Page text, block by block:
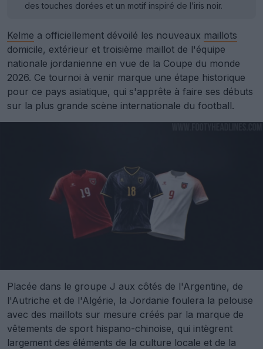
des touches dorées et un motif inspiré de l’iris noir.
Kelme a officiellement dévoilé les nouveaux maillots
domicile, extérieur et troisième maillot de l'équipe
nationale jordanienne en vue de la Coupe du monde
2026. Ce tournoi à venir marque une étape historique
pour ce pays asiatique, qui s'apprête à faire ses débuts
sur la plus grande scène internationale du football.
Placée dans le groupe J aux côtés de l'Argentine, de
l'Autriche et de l'Algérie, la Jordanie foulera la pelouse
avec des maillots sur mesure créés par la marque de
vêtements de sport hispano-chinoise, qui intègrent
largement des éléments de la culture locale et de la